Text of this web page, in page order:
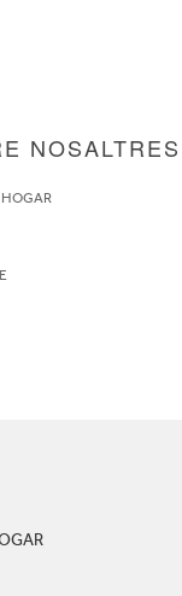
NOSALTRES